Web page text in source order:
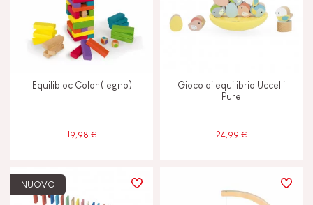
8+ 8 anni in su
Equilibloc Color (legno)
19,98 €
Gioco di equilibrio Uccelli
Pure
24,99 €
NUOVO